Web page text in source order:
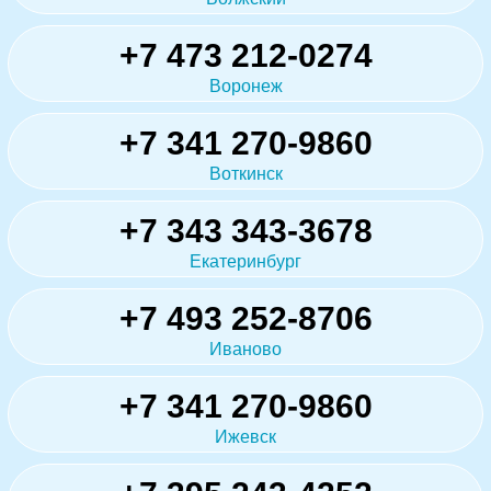
+7 473 212-0274
Воронеж
+7 341 270-9860
Воткинск
+7 343 343-3678
Екатеринбург
+7 493 252-8706
Иваново
+7 341 270-9860
Ижевск